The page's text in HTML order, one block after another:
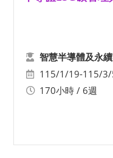
智慧半導體及永
115/1/19-115/3/
170小時 / 6週